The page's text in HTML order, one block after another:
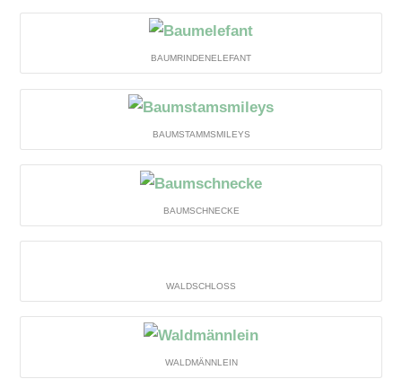
BAUMRINDENELEFANT
BAUMSTAMMSMILEYS
BAUMSCHNECKE
WALDSCHLOSS
WALDMÄNNLEIN